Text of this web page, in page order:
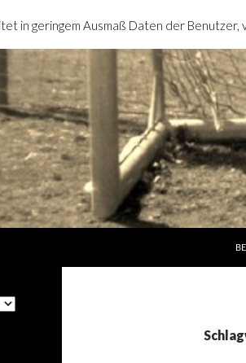
in geringem Ausmaß Daten der